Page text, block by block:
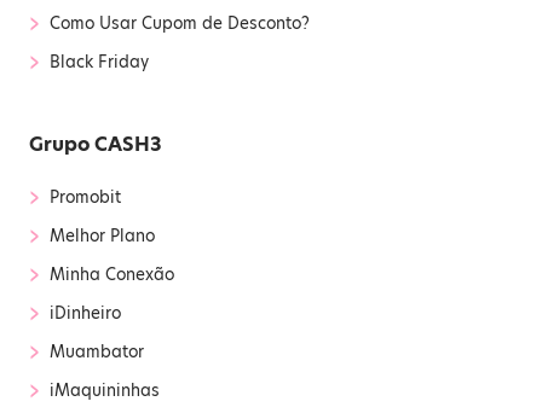
› Como Usar Cupom de Desconto?
› Black Friday
Grupo CASH3
› Promobit
› Melhor Plano
› Minha Conexão
› iDinheiro
› Muambator
› iMaquininhas